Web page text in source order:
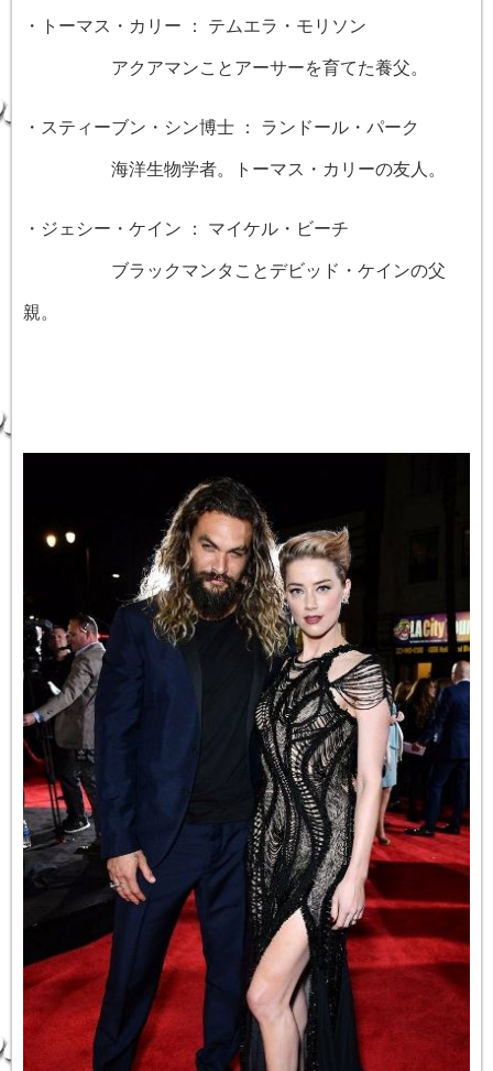
・トーマス・カリー ： テムエラ・モリソン
アクアマンことアーサーを育てた養父。
・スティーブン・シン博士 ： ランドール・パーク
海洋生物学者。トーマス・カリーの友人。
・ジェシー・ケイン ： マイケル・ビーチ
ブラックマンタことデビッド・ケインの父
親。